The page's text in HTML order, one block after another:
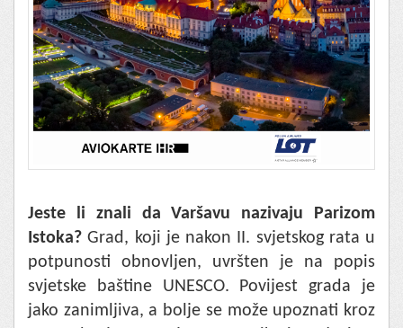
Jeste li znali da Varšavu nazivaju Parizom
Istoka? Grad, koji je nakon II. svjetskog rata u
potpunosti obnovljen, uvršten je na popis
svjetske baštine UNESCO. Povijest grada je
jako zanimljiva, a bolje se može upoznati kroz